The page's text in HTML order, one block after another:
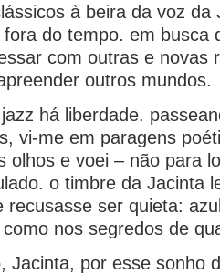
à beira da voz da
do tempo. em busca
com outras e novas
outros mundos.
liberdade.
vi-me em paragens
olhos e voei – não para
o timbre da Jacinta
recusasse ser quieta:
nos segredos de
por esse sonho